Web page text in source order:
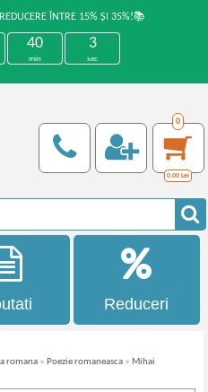
ÎNTRE 15% ȘI 35%!📚
40
min
3
sec
0
0,00 Lei
Reduceri
romana » Poezie romaneasca » Mihai